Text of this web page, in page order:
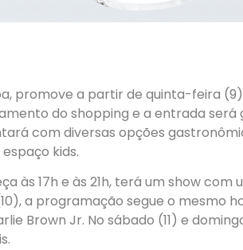
promove a partir de quinta-feira
do shopping e a entrada será
com diversas opções
kids.
às 17h e às 21h, terá um show com
a programação segue o mesmo
Brown Jr. No sábado (11) e